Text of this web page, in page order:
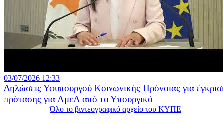
03/07/2026 12:33
Δηλώσεις Υφυπουργού Κοινωνικής Πρόνοιας για
πρότασης για ΑμεΑ από το Υπουργικό
Όλο το βιντεογραφικό αρχείο του ΚΥΠΕ